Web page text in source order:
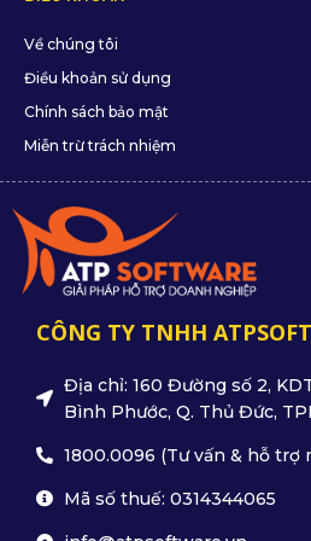
Về chúng tôi
Điều khoản sử dụng
Chính sách bảo mật
Miễn trừ trách nhiệm
CÔNG TY TNHH
Địa chỉ: 160 Đường số 2,
Bình Phước, Q. Thủ Đức,
1800.0096 (Tư vấn & hỗ trợ
Mã số thuế: 0314344065